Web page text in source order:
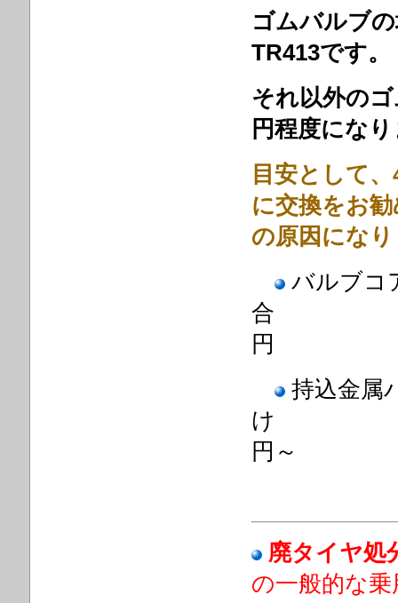
ゴムバルブ
TR413です。
それ以外の
円程度にな
目安として
に交換をお
の原因にな
バルブコ
合
円
持込金属
け
円～
廃タイヤ
の一般的な